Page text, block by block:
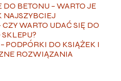
BETONU – WARTO JE
NAJSZYBCIEJ
WARTO UDAĆ SIĘ DO
SKLEPU?
PODPÓRKI DO KSIĄŻEK I
ROZWIĄZANIA